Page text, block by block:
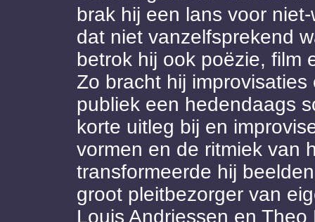
brak hij een lans voor
dat niet vanzelfsprekend
betrok hij ook poëzie, film
Zo bracht hij
publiek een hedendaags
korte uitleg bij en
vormen en de ritmiek van
transformeerde hij
groot pleitbezorger van
Louis Andriessen en